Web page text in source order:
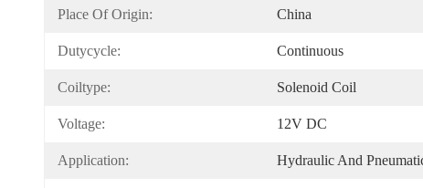
Place Of Origin: China
Dutycycle: Continuous
Coiltype: Solenoid Coil
Voltage: 12V DC
Application: Hydraulic And